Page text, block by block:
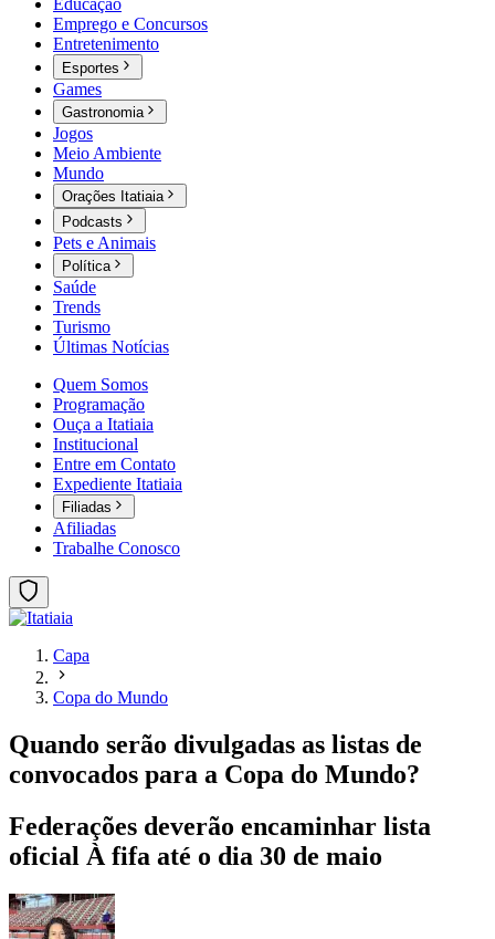
Educação
Emprego e Concursos
Entretenimento
Esportes
Games
Gastronomia
Jogos
Meio Ambiente
Mundo
Orações Itatiaia
Podcasts
Pets e Animais
Política
Saúde
Trends
Turismo
Últimas Notícias
Quem Somos
Programação
Ouça a Itatiaia
Institucional
Entre em Contato
Expediente Itatiaia
Filiadas
Afiliadas
Trabalhe Conosco
Capa
Copa do Mundo
Quando serão divulgadas as listas de
convocados para a Copa do Mundo?
Federações deverão encaminhar lista
oficial À fifa até o dia 30 de maio